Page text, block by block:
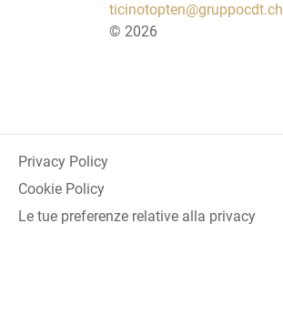
ticinotopten@gruppocdt.ch
© 2026
Privacy Policy
Cookie Policy
Le tue preferenze relative alla privacy